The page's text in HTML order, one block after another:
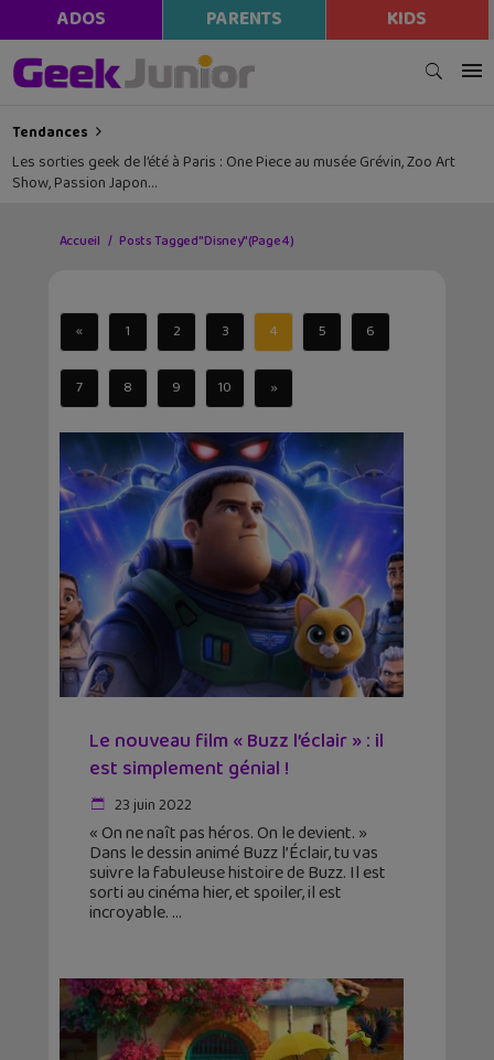
ADOS PARENTS KIDS
Tendances
Les sorties geek de l’été à Paris : One Piece au musée Grévin, Zoo Art
Show, Passion Japon…
Accueil Posts Tagged "Disney"(Page 4)
« 1 2 3 4 5 6
7 8 9 10 »
Le nouveau film « Buzz l’éclair » : il
est simplement génial !
23 juin 2022
« On ne naît pas héros. On le devient. »
Dans le dessin animé Buzz l’Éclair, tu vas
suivre la fabuleuse histoire de Buzz. Il est
sorti au cinéma hier, et spoiler, il est
incroyable.